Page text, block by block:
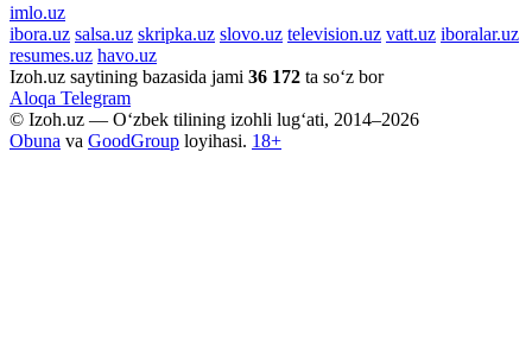
imlo.uz
ibora.uz salsa.uz skripka.uz slovo.uz television.uz vatt.uz iboralar.uz
resumes.uz havo.uz
Izoh.uz saytining bazasida jami 36 172 ta so‘z bor
Aloqa Telegram
© Izoh.uz — O‘zbek tilining izohli lug‘ati, 2014–2026
Obuna va GoodGroup loyihasi. 18+